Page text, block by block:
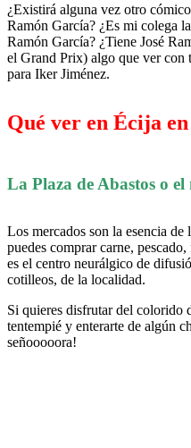
¿Existirá alguna vez otro
Ramón García? ¿Es mi colega
Ramón García? ¿Tiene José
el Grand Prix) algo que ver con
para Iker Jiménez.
Qué ver en Écija
La Plaza de Abastos o
Los mercados son la esencia
puedes comprar carne,
es el centro neurálgico de
cotilleos, de la localidad.
Si quieres disfrutar del colorido
tentempié y enterarte de algún
señooooora!